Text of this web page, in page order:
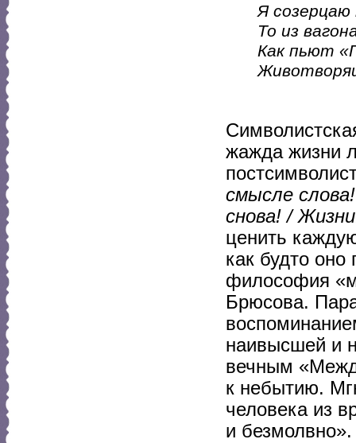
Я созерцаю
То из
Как пьют
жажда жизни
смысле
снова! /
ценить
как будто
философия
Брюсова.
наивысшей и
вечным
к небытию.
человека из
и безмолвно».